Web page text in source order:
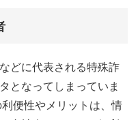
どに代表される特殊詐
となってしまっていま
便性やメリットは、情